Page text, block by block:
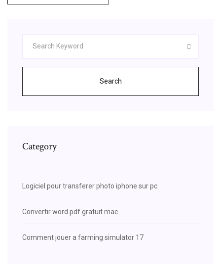
Search
Category
Logiciel pour transferer photo iphone sur pc
Convertir word pdf gratuit mac
Comment jouer a farming simulator 17